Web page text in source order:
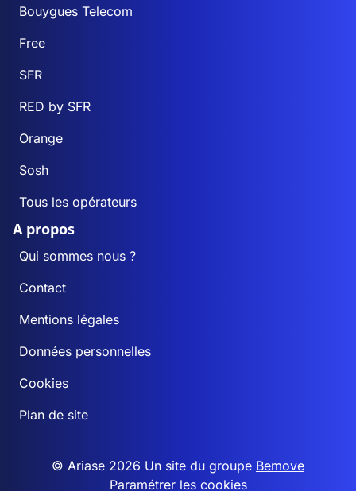
Bouygues Telecom
Free
SFR
RED by SFR
Orange
Sosh
Tous les opérateurs
A propos
Qui sommes nous ?
Contact
Mentions légales
Données personnelles
Cookies
Plan de site
© Ariase 2026 Un site du groupe Bemove
Paramétrer les cookies